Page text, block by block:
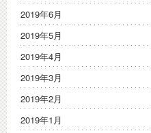
2019年6月
2019年5月
2019年4月
2019年3月
2019年2月
2019年1月